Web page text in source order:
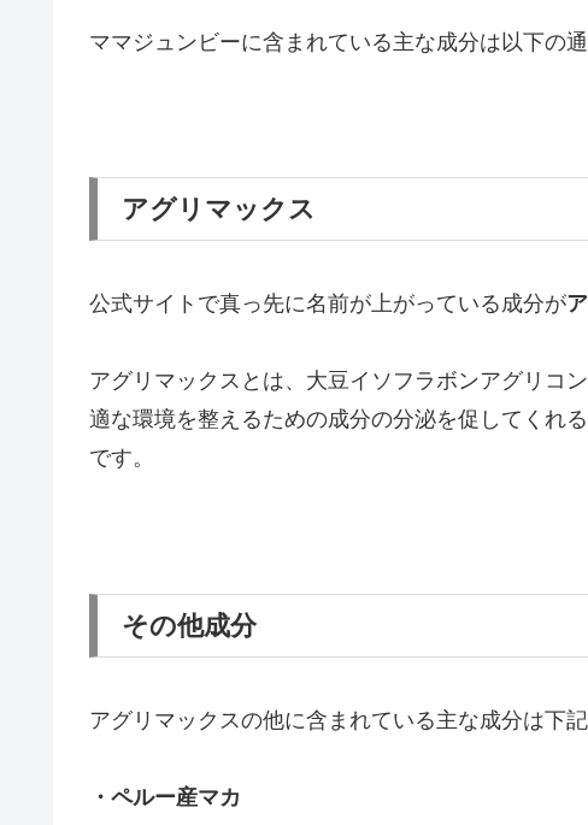
ママジュンビーに含まれている主な成分は以下の通
アグリマックス
公式サイトで真っ先に名前が上がっている成分が
アグリマックスとは、大豆イソフラボンアグリコ
適な環境を整えるための成分の分泌を促してくれ
です。
その他成分
アグリマックスの他に含まれている主な成分は下記
・ペルー産マカ